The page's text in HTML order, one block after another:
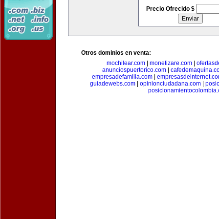
Precio Ofrecido $
Otros dominios en venta:
mochilear.com
monetizare.com
anunciospuertorico.com|
empresadefamilia.com
guiadewebs.com
opinionciudadana.com